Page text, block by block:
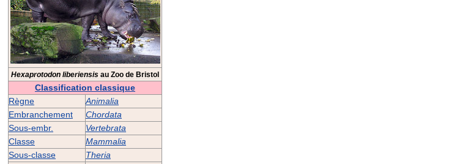
Hexaprotodon liberiensis au Zoo de Bristol
Classification classique
Règne
Animalia
Embranchement
Chordata
Sous-embr.
Vertebrata
Classe
Mammalia
Sous-classe
Theria